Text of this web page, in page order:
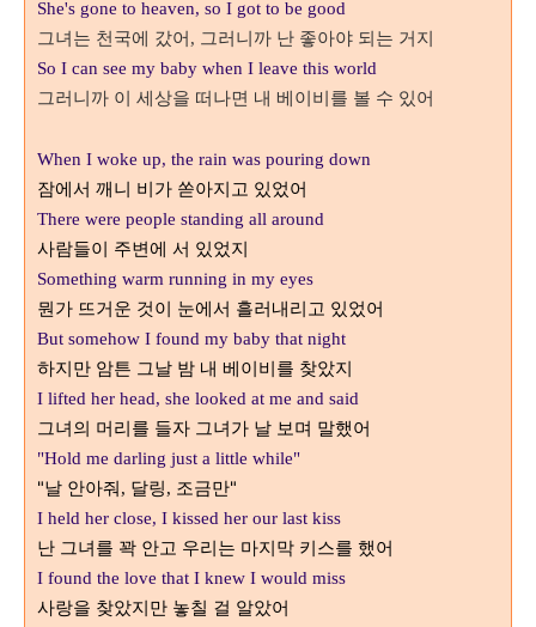
She's gone to heaven, so I got to be good
그녀는 천국에 갔어, 그러니까 난 좋아야 되는 거지
So I can see my baby when I leave this world
그러니까 이 세상을 떠나면 내 베이비를 볼 수 있어
When I woke up, the rain was pouring down
잠에서 깨니 비가 쏟아지고 있었어
There were people standing all around
사람들이 주변에 서 있었지
Something warm running in my eyes
뭔가 뜨거운 것이 눈에서 흘러내리고 있었어
But somehow I found my baby that night
하지만 암튼 그날 밤 내 베이비를 찾았지
I lifted her head, she looked at me and said
그녀의 머리를 들자 그녀가 날 보며 말했어
"Hold me darling just a little while"
"날 안아줘, 달링, 조금만"
I held her close, I kissed her our last kiss
난 그녀를 꽉 안고 우리는 마지막 키스를 했어
I found the love that I knew I would miss
사랑을 찾았지만 놓칠 걸 알았어